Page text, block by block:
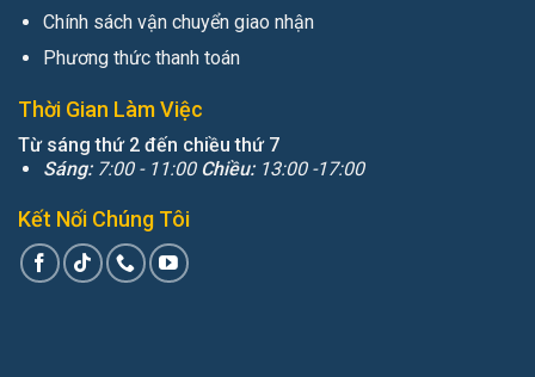
Chính sách vận chuyển giao nhận
Phương thức thanh toán
Thời Gian Làm Việc
Từ sáng thứ 2 đến chiều thứ 7
Sáng: 7:00 - 11:00 Chiều: 13:00 -17:00
Kết Nối Chúng Tôi